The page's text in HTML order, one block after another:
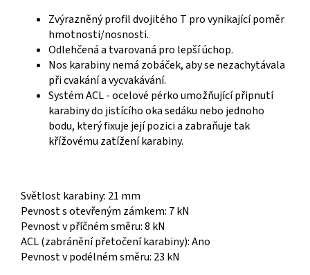
Zvýrazněný profil dvojitého T pro vynikající poměr
hmotnosti/nosnosti.
Odlehčená a tvarovaná pro lepší úchop.
Nos karabiny nemá zobáček, aby se nezachytávala
při cvakání a vycvakávání.
Systém ACL - ocelové pérko umožňující připnutí
karabiny do jistícího oka sedáku nebo jednoho
bodu, který fixuje její pozici a zabraňuje tak
křížovému zatížení karabiny.
Světlost karabiny: 21 mm
Pevnost s otevřeným zámkem: 7 kN
Pevnost v příčném směru: 8 kN
ACL (zabránění přetočení karabiny): Ano
Pevnost v podélném směru: 23 kN